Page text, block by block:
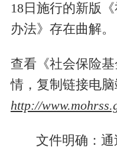
18日施行的新版
办法》存在曲解。
查看《社会保险
情，复制链接电脑
http://
文件明确：